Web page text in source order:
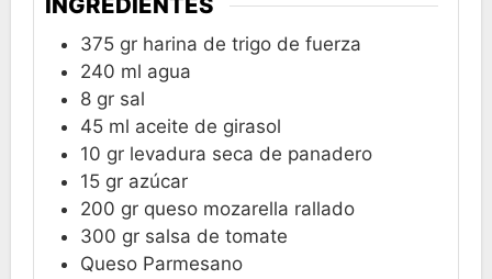
375 gr harina de trigo de fuerza
240 ml agua
8 gr sal
45 ml aceite de girasol
10 gr levadura seca de panadero
15 gr azúcar
200 gr queso mozarella rallado
300 gr salsa de tomate
Queso Parmesano